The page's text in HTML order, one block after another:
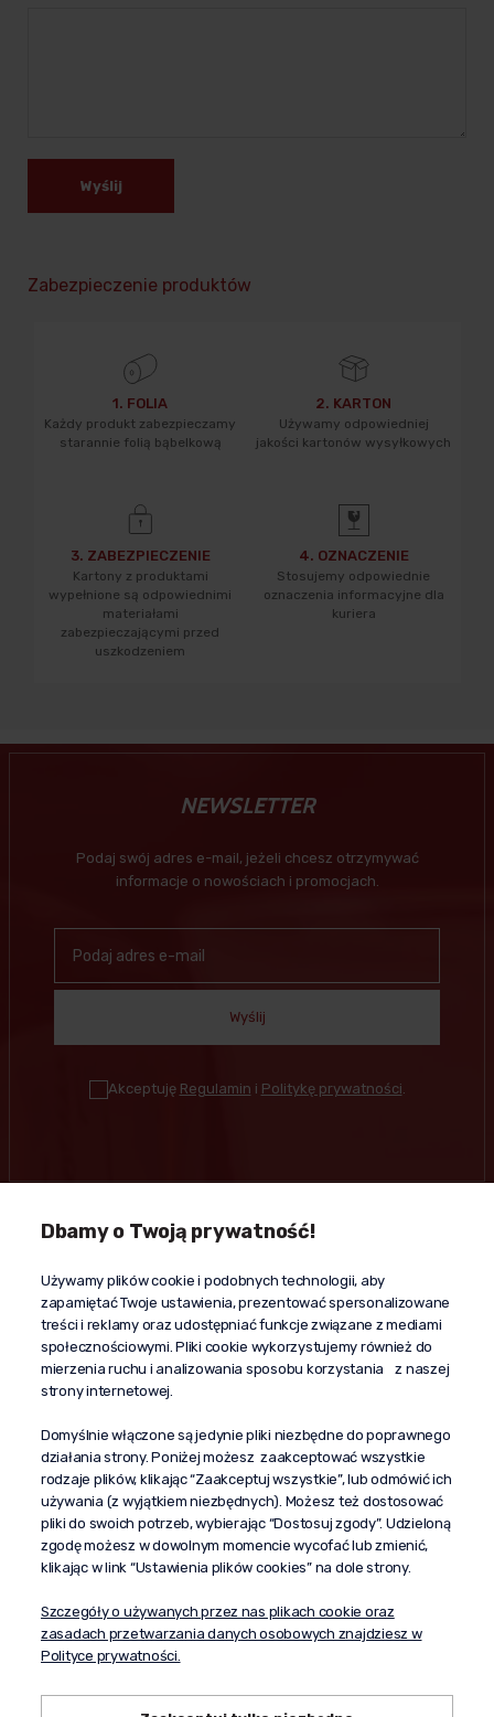
Wyślij
Zabezpieczenie produktów
1. FOLIA
Każdy produkt zabezpieczamy
starannie folią bąbelkową
2. KARTON
Używamy odpowiedniej
jakości kartonów wysyłkowych
3. ZABEZPIECZENIE
Kartony z produktami
wypełnione są odpowiednimi
materiałami
zabezpieczającymi przed
uszkodzeniem
4. OZNACZENIE
Stosujemy odpowiednie
oznaczenia informacyjne dla
kuriera
NEWSLETTER
Podaj swój adres e-mail, jeżeli chcesz otrzymywać
informacje o nowościach i promocjach.
Wyślij
Akceptuję Regulamin i Politykę prywatności.
Kontakt
+48 603 610 870
kontakt@propaganda24h.pl
“Propaganda"
al. Komisji Edukacji Narodowej 51/U5
02-797 Warszawa
Pomoc
Dostawa
Moje konto
O firmie
Dbamy o Twoją prywatność!
Używamy plików cookie i podobnych technologii, aby
zapamiętać Twoje ustawienia, prezentować spersonalizowane
treści i reklamy oraz udostępniać funkcje związane z mediami
społecznościowymi. Pliki cookie wykorzystujemy również do
mierzenia ruchu i analizowania sposobu korzystania z naszej
strony internetowej.
Domyślnie włączone są jedynie pliki niezbędne do poprawnego
działania strony. Poniżej możesz zaakceptować wszystkie
rodzaje plików, klikając “Zaakceptuj wszystkie”, lub odmówić ich
używania (z wyjątkiem niezbędnych). Możesz też dostosować
pliki do swoich potrzeb, wybierając “Dostosuj zgody”. Udzieloną
zgodę możesz w dowolnym momencie wycofać lub zmienić,
klikając w link “Ustawienia plików cookies” na dole strony.
Szczegóły o używanych przez nas plikach cookie oraz
zasadach przetwarzania danych osobowych znajdziesz w
Polityce prywatności.